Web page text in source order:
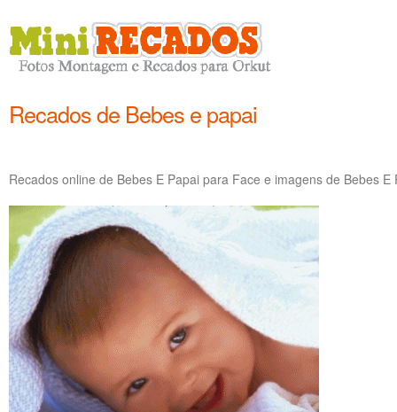
Recados de Bebes e papai
Recados online de Bebes E Papai para Face e imagens de Bebes